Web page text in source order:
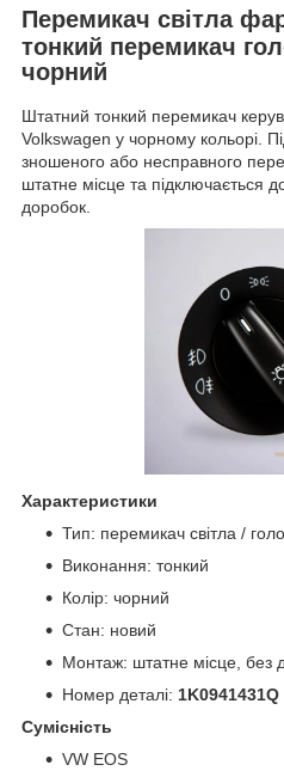
Перемикач світла
тонкий перемикач
чорний
Штатний тонкий перемикач
Volkswagen у чорному кольорі.
зношеного або несправного
штатне місце та підключається
доробок.
Характеристики
Тип: перемикач світла /
Виконання: тонкий
Колір: чорний
Стан: новий
Монтаж: штатне місце, без
Номер деталі: 1K0941431Q
Сумісність
VW EOS